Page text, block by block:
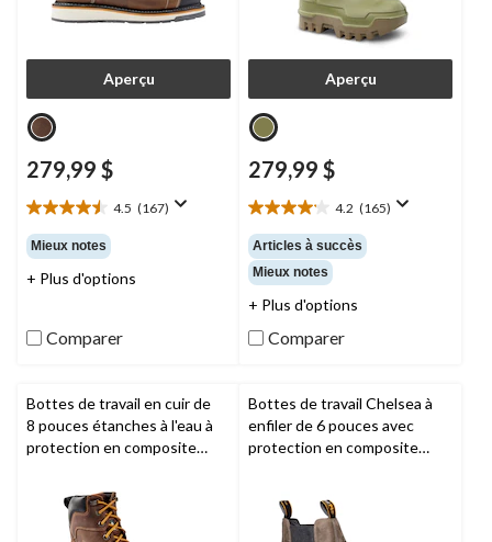
Aperçu
279,99 $
4.5 (167)
4.5
étoile(s)
sur
5.
Mieux notes
+ Plus d'options
Comparer
Aperçu
279,99 $
4.2 (165)
4.2
étoile(s)
sur
5.
165
Articles à succès
Mieux notes
+ Plus d'options
Comparer
Bottes de travail en cuir de
8 pouces étanches à l'eau à
protection en composite
Timberland PRO
Bottes de travail Chelsea à
enfiler de 6 pouces avec
protection en composite